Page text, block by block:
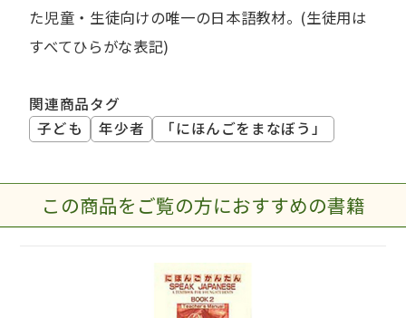
た児童・生徒向けの唯一の日本語教材。(生徒用は
すべてひらがな表記)
関連商品タグ
子ども
年少者 「にほんごをまなぼう」
この商品をご覧の方におすすめの書籍